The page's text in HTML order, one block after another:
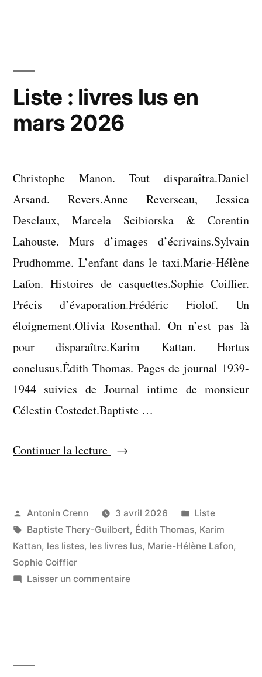
2026
Liste : livres lus en
mars 2026
Christophe Manon. Tout disparaîtra.Daniel
Arsand. Revers.Anne Reverseau, Jessica
Desclaux, Marcela Scibiorska & Corentin
Lahouste. Murs d’images d’écrivains.Sylvain
Prudhomme. L’enfant dans le taxi.Marie-Hélène
Lafon. Histoires de casquettes.Sophie Coiffier.
Précis d’évaporation.Frédéric Fiolof. Un
éloignement.Olivia Rosenthal. On n’est pas là
pour disparaître.Karim Kattan. Hortus
conclusus.Édith Thomas. Pages de journal 1939-
1944 suivies de Journal intime de monsieur
Célestin Costedet.Baptiste …
Continuer la lecture « Liste
lus
en
mars
2026 »
Publié
par
Antonin Crenn 3 avril 2026
Publié
dans
Liste
Étiquettes :
Baptiste Thery-Guilbert, Édith Thomas, Karim
Kattan, les listes, les livres lus, Marie-Hélène Lafon,
Sophie Coiffier
Laisser un commentairesur